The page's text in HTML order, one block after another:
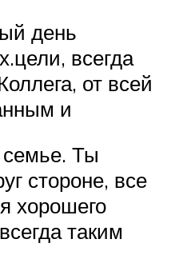
день
всегда
от всей
и
семье. Ты
​стороне, все
​хорошего
таким